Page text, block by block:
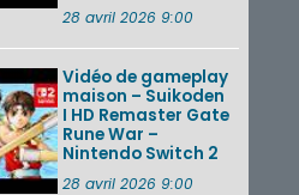
28 avril 2026 9:00
Vidéo de gameplay
maison – Suikoden
I HD Remaster Gate
Rune War –
Nintendo Switch 2
28 avril 2026 9:00